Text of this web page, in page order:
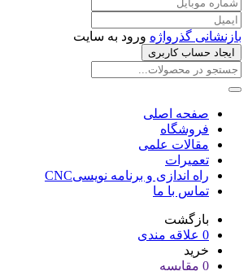
بازنشانی گذرواژه ورود به سایت
ایجاد حساب کاربری
صفحه اصلی
فروشگاه
مقالات علمی
تعمیرات
راه اندازی و برنامه نویسیCNC
تماس با ما
بازگشت
0 علاقه مندی
خرید
0 مقایسه